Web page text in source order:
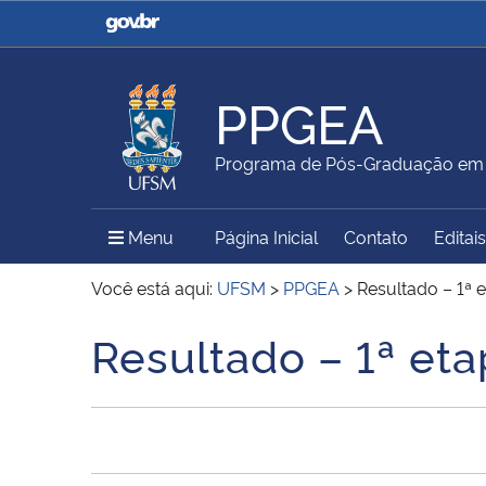
Casa Civil
Ministério da Justiça e
Ministério da Agricultura,
Pecuária e Abastecimento
Ministério da Educação
Ministério do Meio Ambiente Ministério do Turismo
Secretaria de Governo
Gabinete de Segurança
PPGEA
Programa de Pós-Graduação
Menu Menu Principal do Sítio
Página Inicial Contato Editais
Você está aqui: UFSM > PPGEA > Resultado – 1ª
Início do conteúdo
Resultado – 1ª